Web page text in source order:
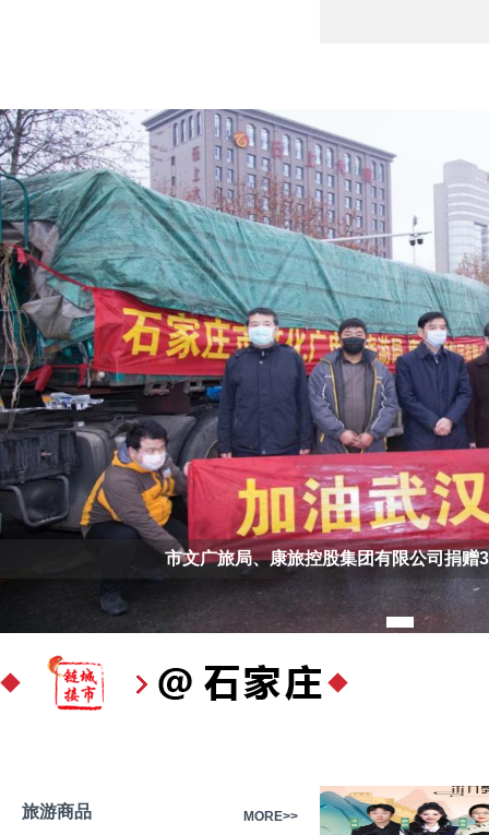
市文广旅局、康旅控股集团有限公司捐赠
MORE>>
旅游商品